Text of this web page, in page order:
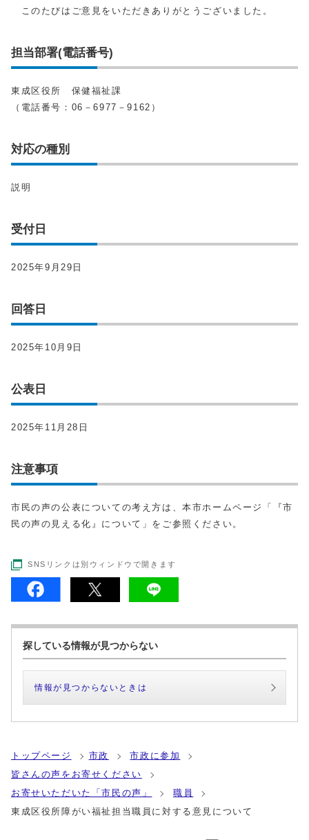
このたびはご意見をいただきありがとうございました。
担当部署(電話番号)
東成区役所 保健福祉課
（電話番号：06－6977－9162）
対応の種別
説明
受付日
2025年9月29日
回答日
2025年10月9日
公表日
2025年11月28日
注意事項
市民の声の公表についての考え方は、本市ホームページ「『市
民の声の見える化』について」をご参照ください。
SNSリンクは別ウィンドウで開きます
探している情報が見つからない
情報が見つからないときは
トップページ 市政
市政に参加
皆さんの声をお寄せください
お寄せいただいた「市民の声」
職員
東成区役所障がい福祉担当職員に対する意見について